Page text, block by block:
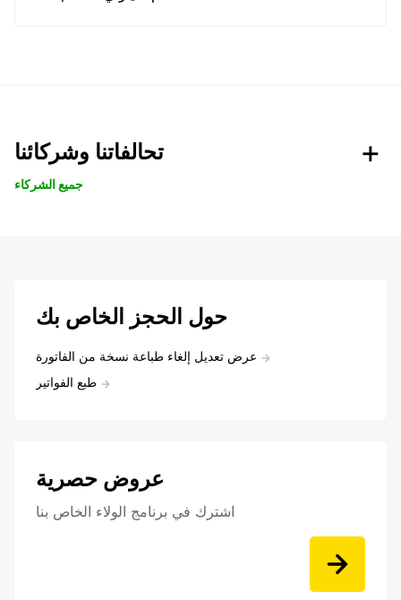
تحالفاتنا وشركائنا
جميع الشركاء
حول الحجز الخاص بك
عرض تعديل إلغاء طباعة نسخة من الفاتورة
طبع الفواتير
عروض حصرية
اشترك في برنامج الولاء الخاص بنا